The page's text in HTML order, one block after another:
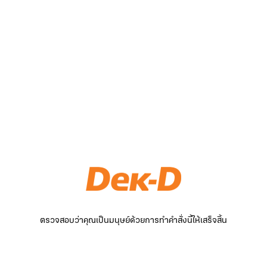
ตรวจสอบว่าคุณเป็นมนุษย์ด้วยการทำคำสั่งนี้ให้เสร็จสิ้น